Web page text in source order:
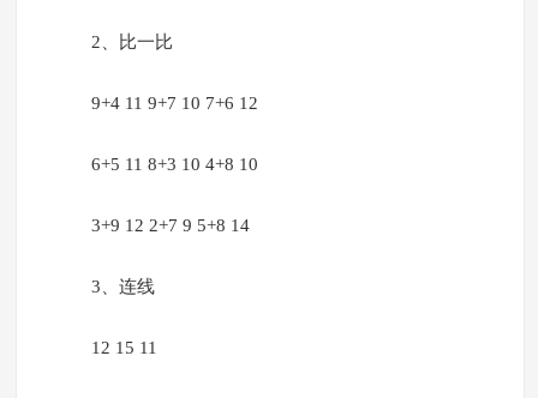
2、比一比
9+4 11 9+7 10 7+6 12
6+5 11 8+3 10 4+8 10
3+9 12 2+7 9 5+8 14
3、连线
12 15 11